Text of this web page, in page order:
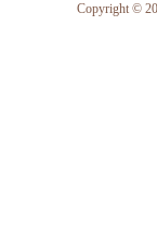
Copyright ©